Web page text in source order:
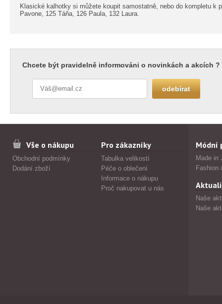
Klasické kalhotky si můžete koupit samostatně, nebo do kompletu k
Pavone, 125 Táňa, 126 Paula, 132 Laura.
Chcete být pravidelně informováni o novinkách a akcích ?
Vše o nákupu
Obchodní podmínky
Dodání zboží
Pro zákazníky
Tabulka velikostí
Péče o oblečení
Informace o nákupu
Proč nakupovat u nás
Módní
Made in
Fashion
Naše
Naše